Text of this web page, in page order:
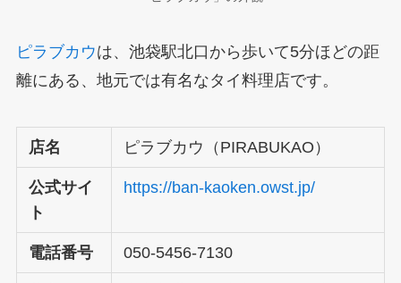
ピラブカウは、池袋駅北口から歩いて5分ほどの距
離にある、地元では有名なタイ料理店です。
店名 ピラブカウ（PIRABUKAO）
公式サイ
ト
https://ban-kaoken.owst.jp/
電話番号 050-5456-7130